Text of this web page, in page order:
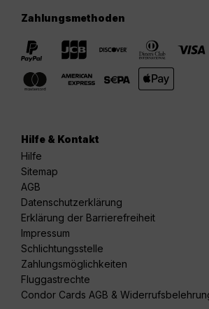
Zahlungsmethoden
Hilfe & Kontakt
Hilfe
Sitemap
AGB
Datenschutzerklärung
Erklärung der Barrierefreiheit
Impressum
Schlichtungsstelle
Zahlungsmöglichkeiten
Fluggastrechte
Condor Cards AGB &